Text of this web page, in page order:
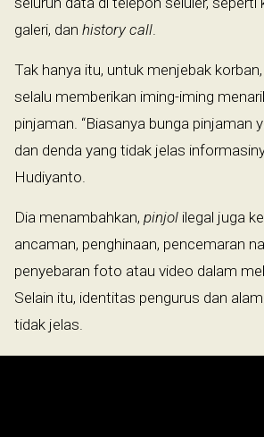
galeri, dan history call
Tak hanya itu, untuk menjebak korban,
selalu memberikan iming-iming
pinjaman. “Biasanya bunga pinjaman
dan denda yang tidak jelas
Hudiyanto.
Dia menambahkan, pinjol ilegal juga
ancaman, penghinaan, pencemaran
penyebaran foto atau video dalam
Selain itu, identitas pengurus dan
tidak jelas.